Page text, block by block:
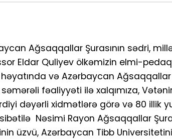
Ağsaqqallar Şurasının sədri,
Eldar Quliyev ölkəmizin elmi-
və Azərbaycan Ağsaqqallar
fəaliyyəti ilə xalqımıza,
dəyərli xidmətlərə görə və 80 illik
Nəsimi Rayon Ağsaqqallar
üzvü, Azərbaycan Tibb